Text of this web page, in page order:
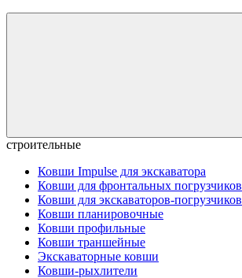
строительные
Ковши Impulse для экскаватора
Ковши для фронтальных погрузчиков
Ковши для экскаваторов-погрузчиков
Ковши планировочные
Ковши профильные
Ковши траншейные
Экскаваторные ковши
Ковши-рыхлители